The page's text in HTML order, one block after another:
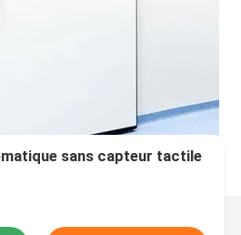
sans capteur tactile